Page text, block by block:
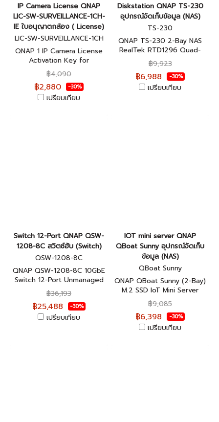
IP Camera License QNAP
LIC-SW-SURVEILLANCE-1CH-
IE ใบอนุญาตกล้อง ( License)
LIC-SW-SURVEILLANCE-1CH
QNAP 1 IP Camera License
Activation Key for
Surveillance Station - LIC-
SW-SURVEILLANCE-1CH-IE
฿4,090
฿2,880 -30%
เปรียบเทียบ
Diskstation QNAP TS-230
อุปกรณ์จัดเก็บข้อมูล (NAS)
TS-230
QNAP TS-230 2-Bay NAS
RealTek RTD1296 Quad-
core 1.4GHz อุปกรณ์จัดเก็บ
ข้อมูลบนเครือข่าย ประกันศูนย์ 2
ปี
฿9,923
฿6,988 -30%
เปรียบเทียบ
Switch 12-Port QNAP QSW-
1208-8C สวิตซ์ฮับ (Switch)
QSW-1208-8C
QNAP QSW-1208-8C 10GbE
Switch 12-Port Unmanaged
สวิตซ์ฮับ ประกันศูนย์ 2 ปี
฿36,193
฿25,488 -30%
เปรียบเทียบ
IOT mini server QNAP
QBoat Sunny อุปกรณ์จัดเก็บ
ข้อมูล (NAS)
QBoat Sunny
QNAP QBoat Sunny (2-Bay)
M.2 SSD IoT Mini Server
อุปกรณ์จัดเก็บข้อมูลบนเครือ
ข่าย ประกันศูนย์ 2 ปี
฿9,085
฿6,398 -30%
เปรียบเทียบ